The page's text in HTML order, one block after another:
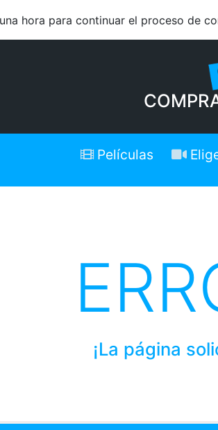
hora para continuar el proceso de
Películas
¡La página